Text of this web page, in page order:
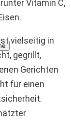
Vitamin C,
vielseitig in
gegrillt,
Gerichten
für einen